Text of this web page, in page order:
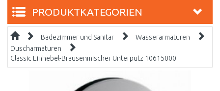
PRODUKTKATEGORIEN
Badezimmer und Sanitär
Wasserarmaturen
Duscharmaturen
Classic Einhebel-Brausenmischer Unterputz 10615000